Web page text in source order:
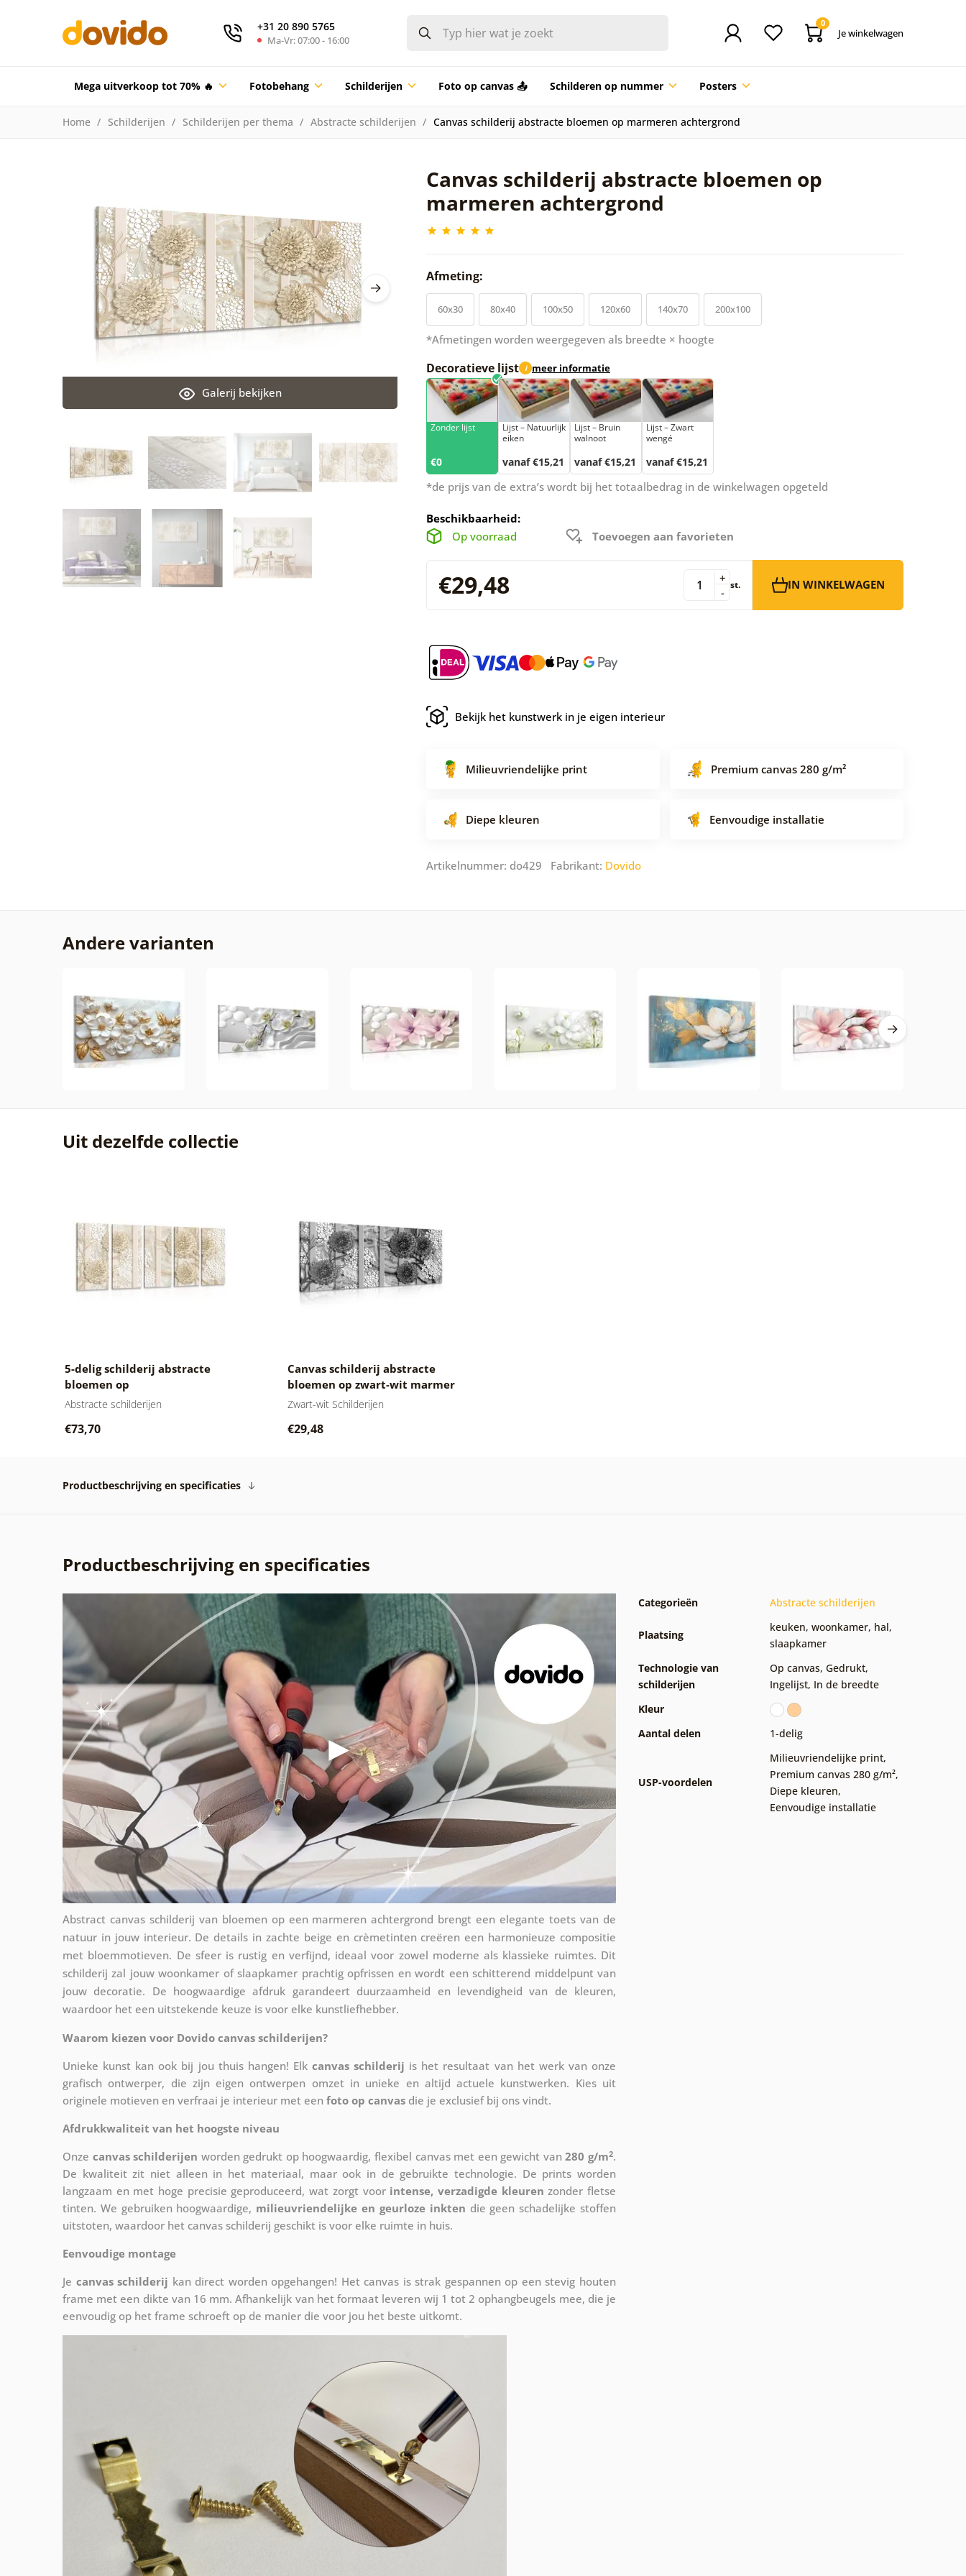
+31 20 890 5765
Ma-Vr: 07:00 - 16:00
0
Je winkelwagen
Mega uitverkoop tot 70% 🔥 Fotobehang Schilderijen Foto op canvas 📤 Schilderen op nummer Posters
Home Schilderijen Schilderijen per thema Abstracte schilderijen Canvas schilderij abstracte bloemen op marmeren achtergrond
Canvas schilderij abstracte bloemen op
marmeren achtergrond
Galerij bekijken
Afmeting:
60x30 80x40 100x50 120x60 140x70 200x100
*Afmetingen worden weergegeven als breedte × hoogte
Decoratieve lijst i meer informatie
Zonder lijst
€0
Lijst – Natuurlijk
eiken
vanaf €15,21
Lijst – Bruin
walnoot
vanaf €15,21
Lijst – Zwart
wengé
vanaf €15,21
*de prijs van de extra’s wordt bij het totaalbedrag in de winkelwagen opgeteld
Beschikbaarheid:
Op voorraad
Toevoegen aan favorieten
€29,48 -
+ st. IN WINKELWAGEN
Bekijk het kunstwerk in je eigen interieur
Milieuvriendelijke print Premium canvas 280 g/m²
Diepe kleuren Eenvoudige installatie
Artikelnummer: do429 Fabrikant: Dovido
Andere varianten
Uit dezelfde collectie
5-delig schilderij abstracte
bloemen op
marmerachtergrond
Abstracte schilderijen
€73,70
Canvas schilderij abstracte
bloemen op zwart-wit marmer
Zwart-wit Schilderijen
€29,48
Productbeschrijving en specificaties
Productbeschrijving en specificaties
Abstract canvas schilderij van bloemen op een marmeren achtergrond brengt een elegante toets van de
natuur in jouw interieur. De details in zachte beige en crèmetinten creëren een harmonieuze compositie
met bloemmotieven. De sfeer is rustig en verfijnd, ideaal voor zowel moderne als klassieke ruimtes. Dit
schilderij zal jouw woonkamer of slaapkamer prachtig opfrissen en wordt een schitterend middelpunt van
jouw decoratie. De hoogwaardige afdruk garandeert duurzaamheid en levendigheid van de kleuren,
waardoor het een uitstekende keuze is voor elke kunstliefhebber.
Waarom kiezen voor Dovido canvas schilderijen?
Unieke kunst kan ook bij jou thuis hangen! Elk canvas schilderij is het resultaat van het werk van onze
grafisch ontwerper, die zijn eigen ontwerpen omzet in unieke en altijd actuele kunstwerken. Kies uit
originele motieven en verfraai je interieur met een foto op canvas die je exclusief bij ons vindt.
Afdrukkwaliteit van het hoogste niveau
Onze canvas schilderijen worden gedrukt op hoogwaardig, flexibel canvas met een gewicht van280 g/m2.
De kwaliteit zit niet alleen in het materiaal, maar ook in de gebruikte technologie. De prints worden
langzaam en met hoge precisie geproduceerd, wat zorgt voor intense, verzadigde kleuren zonder fletse
tinten. We gebruiken hoogwaardige, milieuvriendelijke en geurloze inkten die geen schadelijke stoffen
uitstoten, waardoor het canvas schilderij geschikt is voor elke ruimte in huis.
Eenvoudige montage
Je canvas schilderij kan direct worden opgehangen! Het canvas is strak gespannen op een stevig houten
frame met een dikte van 16 mm. Afhankelijk van het formaat leveren wij 1 tot 2 ophangbeugels mee, die je
eenvoudig op het frame schroeft op de manier die voor jou het beste uitkomt.
Categorieën Abstracte schilderijen
Plaatsing
keuken, woonkamer, hal,
slaapkamer
Technologie van
schilderijen
Op canvas, Gedrukt,
Ingelijst, In de breedte
Kleur
Aantal delen
1-delig
USP-voordelen
Milieuvriendelijke print,
Premium canvas 280 g/m²,
Diepe kleuren,
Eenvoudige installatie